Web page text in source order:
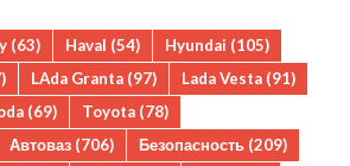
(63) Haval (54) Hyundai (105)
LAda Granta (97) Lada Vesta (91)
(69) Toyota (78)
Автоваз (706) Безопасность (209)